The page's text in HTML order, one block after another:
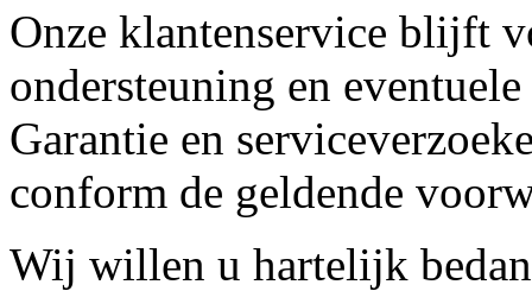
Onze klantenservice blijft
ondersteuning en
Garantie en
conform de geldende
Wij willen u hartelijk